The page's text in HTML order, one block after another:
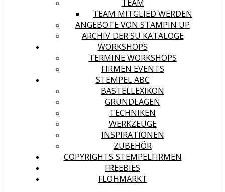
TEAM
TEAM MITGLIED WERDEN
ANGEBOTE VON STAMPIN UP
ARCHIV DER SU KATALOGE
WORKSHOPS
TERMINE WORKSHOPS
FIRMEN EVENTS
STEMPEL ABC
BASTELLEXIKON
GRUNDLAGEN
TECHNIKEN
WERKZEUGE
INSPIRATIONEN
ZUBEHÖR
COPYRIGHTS STEMPELFIRMEN
FREEBIES
FLOHMARKT